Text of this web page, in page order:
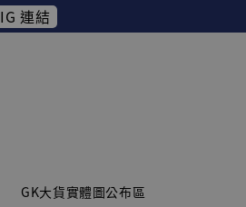
IG 連結
GK大貨實體圖公布區